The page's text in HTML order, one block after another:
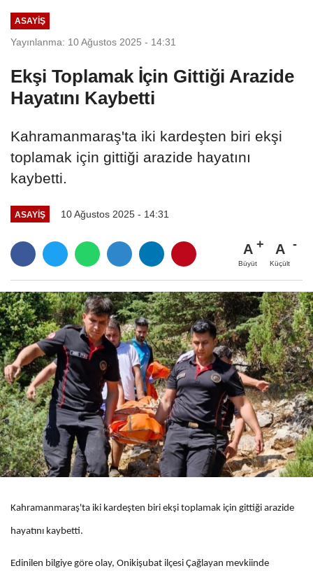
ASAYİŞ
Yayınlanma: 10 Ağustos 2025 - 14:31
Ekşi Toplamak İçin Gittiği Arazide
Hayatını Kaybetti
Kahramanmaraş'ta iki kardeşten biri ekşi
toplamak için gittiği arazide hayatını
kaybetti.
ASAYİŞ 10 Ağustos 2025 - 14:31
A
Büyüt
A
Küçült
Kahramanmaraş'ta iki kardeşten biri ekşi toplamak için gittiği arazide
hayatını kaybetti.
Edinilen bilgiye göre olay, Onikişubat ilçesi Çağlayan mevkiinde